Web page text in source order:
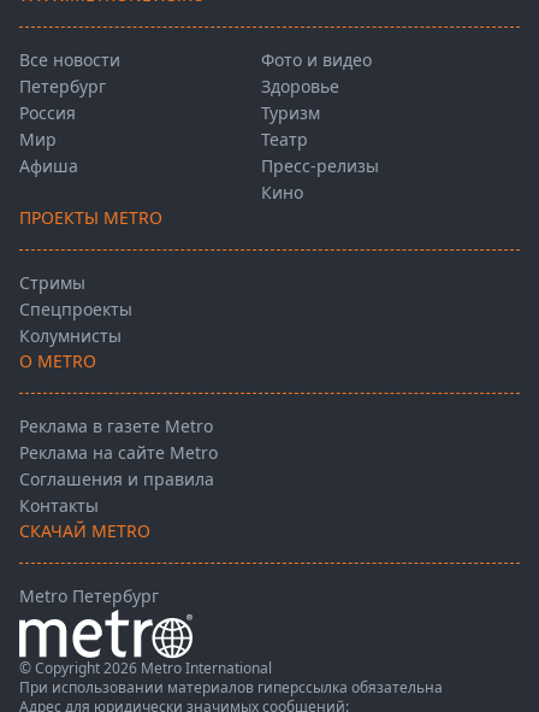
Все новости
Петербург
Россия
Мир
Афиша
Фото и видео
Здоровье
Туризм
Театр
Пресс-релизы
Кино
ПРОЕКТЫ METRO
Стримы
Спецпроекты
Колумнисты
О METRO
Реклама в газете Metro
Реклама на сайте Metro
Соглашения и правила
Контакты
СКАЧАЙ METRO
Metro Петербург
© Copyright 2026 Metro International
При использовании материалов гиперссылка обязательна
Адрес для юридически значимых сообщений: